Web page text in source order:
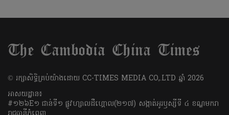
​© រក្សា​សិទ្ធិ​គ្រប់​យ៉ាង​ដោយ​ CC-TIMES MEDIA CO,.LTD ឆ្នាំ​ 2026
អាសយដ្ឋាន៖
#១២៦E១ ជាន់ទី១ ផ្លូវហ្សាលដឺហ្គោល(២១៧) សង្កាត់អូរឫស្សីទី ៤ ខណ្ឌមករា